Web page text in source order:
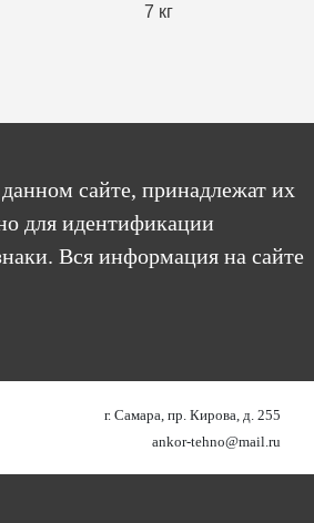
7 кг
сайте, принадлежат их
для идентификации
Вся информация на сайте
г. Самара, пр. Кирова, д. 255
ankor-tehno@mail.ru